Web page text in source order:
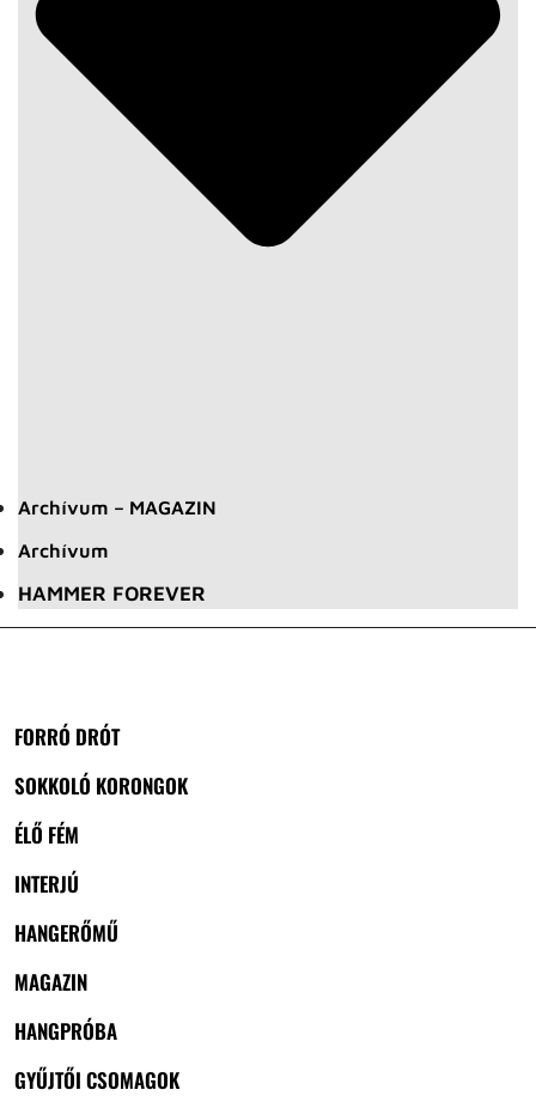
Archívum – MAGAZIN
Archívum
HAMMER FOREVER
FORRÓ DRÓT
SOKKOLÓ KORONGOK
ÉLŐ FÉM
INTERJÚ
HANGERŐMŰ
MAGAZIN
HANGPRÓBA
GYŰJTŐI CSOMAGOK